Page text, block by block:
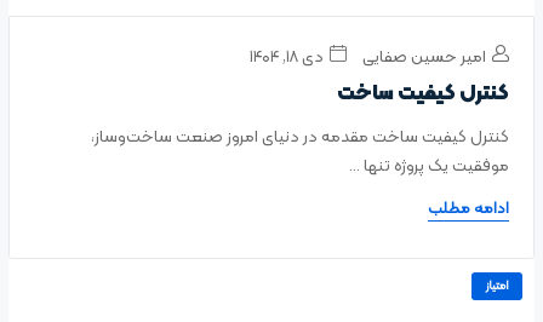
امیر حسین صفایی دی ۱۸, ۱۴۰۴
کنترل کیفیت ساخت
کنترل کیفیت ساخت مقدمه در دنیای امروز صنعت ساخت‌وساز،
موفقیت یک پروژه تنها ...
ادامه مطلب
امتیاز